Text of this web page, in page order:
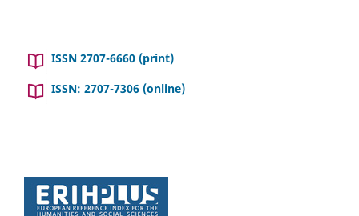
ISSN 2707-6660 (print)
ISSN: 2707-7306 (online)